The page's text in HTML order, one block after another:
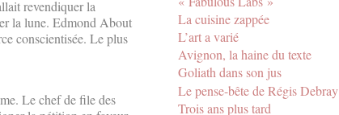
revendiquer la
la lune. Edmond About
conscientisée. Le plus
Le chef de file des
La cuisine zappée
L’art a varié
Avignon, la haine du texte
Goliath dans son jus
Le pense-bête de Régis Debray
Trois ans plus tard